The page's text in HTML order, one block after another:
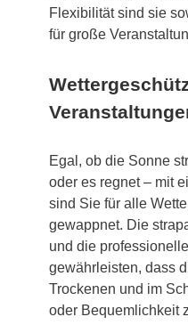
Flexibilität sind sie
für große
Egal, ob die Sonne
oder es regnet – mit
sind Sie für alle
gewappnet. Die
und die
gewährleisten, dass
Trockenen und im
oder Bequemlichkeit